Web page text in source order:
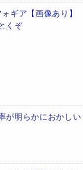
ギア【画像あり】
くぞ
が明らかにおかしい